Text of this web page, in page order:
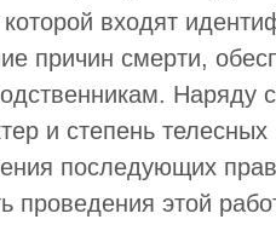
входят
причин смерти,
Наряду
и степень
последующих
проведения этой